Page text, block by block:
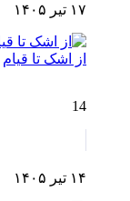
۱۷ تیر ۱۴۰۵
از اشک تا قیام
14
۱۴ تیر ۱۴۰۵